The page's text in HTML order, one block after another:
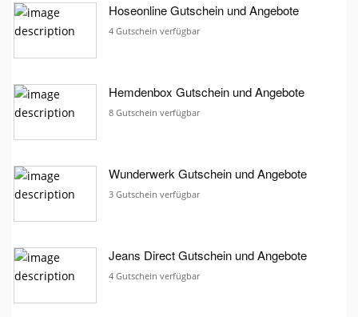
Hoseonline Gutschein und Angebote
4 Gutschein verfügbar
Hemdenbox Gutschein und Angebote
8 Gutschein verfügbar
Wunderwerk Gutschein und Angebote
3 Gutschein verfügbar
Jeans Direct Gutschein und Angebote
4 Gutschein verfügbar